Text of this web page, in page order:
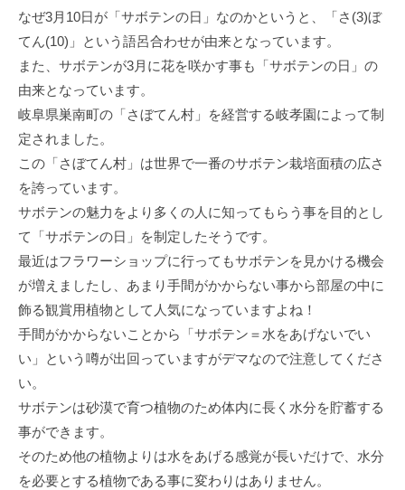
なぜ3月10日が「サボテンの日」なのかというと、「さ(3)ぼ
てん(10)」という語呂合わせが由来となっています。
また、サボテンが3月に花を咲かす事も「サボテンの日」の
由来となっています。
岐阜県巣南町の「さぼてん村」を経営する岐孝園によって制
定されました。
この「さぼてん村」は世界で一番のサボテン栽培面積の広さ
を誇っています。
サボテンの魅力をより多くの人に知ってもらう事を目的とし
て「サボテンの日」を制定したそうです。
最近はフラワーショップに行ってもサボテンを見かける機会
が増えましたし、あまり手間がかからない事から部屋の中に
飾る観賞用植物として人気になっていますよね！
手間がかからないことから「サボテン＝水をあげないでい
い」という噂が出回っていますがデマなので注意してくださ
い。
サボテンは砂漠で育つ植物のため体内に長く水分を貯蓄する
事ができます。
そのため他の植物よりは水をあげる感覚が長いだけで、水分
を必要とする植物である事に変わりはありません。